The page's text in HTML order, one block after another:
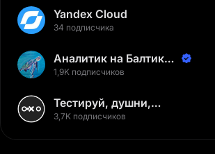
Yandex Cloud
34 подписчика
Аналитик на Балтике |
Неверов Станислав
1,9K подписчиков
Тестируй, душни,
наслаждайся
3,7K подписчиков